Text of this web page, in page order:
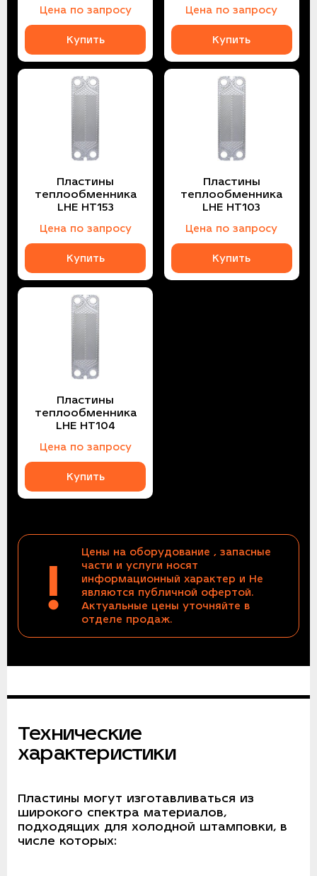
Цена по запросу
Купить
Цена по запросу
Купить
Пластины
теплообменника
LHE HT153
Цена по запросу
Купить
Пластины
теплообменника
LHE HT103
Цена по запросу
Купить
Пластины
теплообменника
LHE HT104
Цена по запросу
Купить
!
Цены на оборудование , запасные
части и услуги носят
информационный характер и Не
являются публичной офертой.
Актуальные цены уточняйте в
отделе продаж.
Технические
характеристики
Пластины могут изготавливаться из
широкого спектра материалов,
подходящих для холодной штамповки, в
числе которых: